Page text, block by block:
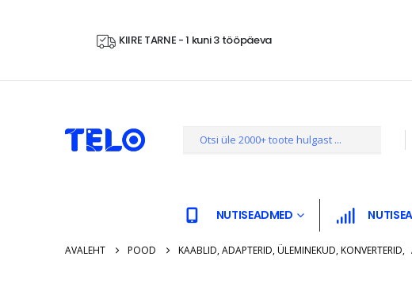
KIIRE TARNE - 1 kuni 3 tööpäeva
NUTISEADMED
AVALEHT POOD KAABLID, ADAPTERID, ÜLEMINEKUD, KONVERTERID,